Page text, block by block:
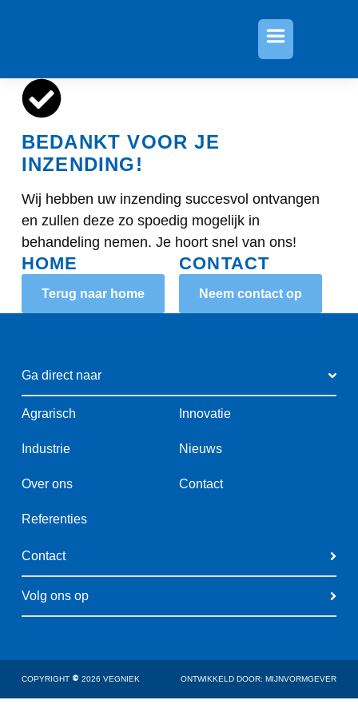
BEDANKT VOOR JE
INZENDING!
Wij hebben uw inzending succesvol ontvangen
en zullen deze zo spoedig mogelijk in
behandeling nemen. Je hoort snel van ons!
HOME
Terug naar home
CONTACT
Neem contact op
Ga direct naar
Agrarisch
Industrie
Over ons
Referenties
Innovatie
Nieuws
Contact
Contact
Volg ons op
COPYRIGHT © 2026 VEGNIEK ONTWIKKELD DOOR: MIJNVORMGEVER